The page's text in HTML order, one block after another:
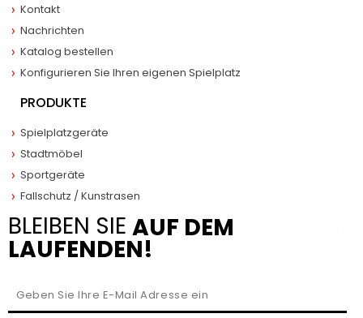
Kontakt
Nachrichten
Katalog bestellen
Konfigurieren Sie Ihren eigenen Spielplatz
PRODUKTE
Spielplatzgeräte
Stadtmöbel
Sportgeräte
Fallschutz / Kunstrasen
BLEIBEN SIE AUF DEM
LAUFENDEN!